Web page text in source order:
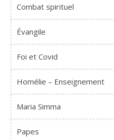
Combat spirituel
Évangile
Foi et Covid
Homélie – Enseignement
Maria Simma
Papes